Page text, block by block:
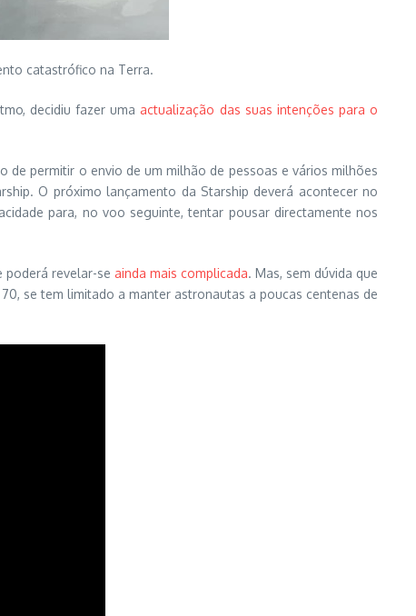
catastrófico na Terra.
decidiu fazer uma actualização das suas intenções para o
permitir o envio de um milhão de pessoas e vários milhões
O próximo lançamento da Starship deverá acontecer no
para, no voo seguinte, tentar pousar directamente nos
poderá revelar-se ainda mais complicada. Mas, sem dúvida que
se tem limitado a manter astronautas a poucas centenas de